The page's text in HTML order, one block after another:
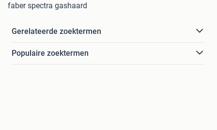
faber spectra gashaard
Gerelateerde zoektermen
Populaire zoektermen